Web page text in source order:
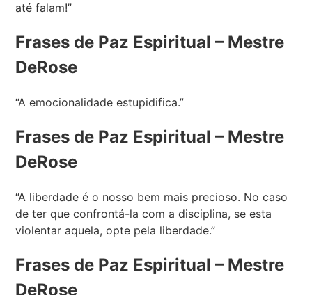
até falam!”
Frases de Paz Espiritual – Mestre
DeRose
“A emocionalidade estupidifica.”
Frases de Paz Espiritual – Mestre
DeRose
“A liberdade é o nosso bem mais precioso. No caso
de ter que confrontá-la com a disciplina, se esta
violentar aquela, opte pela liberdade.”
Frases de Paz Espiritual – Mestre
DeRose